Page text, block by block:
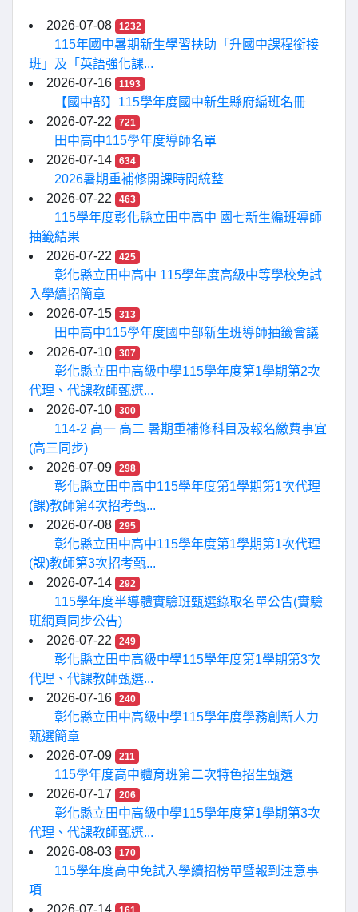
2026-07-08 1232
115年國中暑期新生學習扶助「升國中課程銜接
班」及「英語強化課...
2026-07-16
1193
【國中部】115學年度國中新生縣府編班名冊
2026-07-22
721
田中高中115學年度導師名單
2026-07-14
634
2026暑期重補修開課時間統整
2026-07-22
463
115學年度彰化縣立田中高中 國七新生編班導師
抽籤結果
2026-07-22
425
彰化縣立田中高中 115學年度高級中等學校免試
入學續招簡章
2026-07-15
313
田中高中115學年度國中部新生班導師抽籤會議
2026-07-10
307
彰化縣立田中高級中學115學年度第1學期第2次
代理、代課教師甄選...
2026-07-10
300
114-2 高一 高二 暑期重補修科目及報名繳費事宜
(高三同步)
2026-07-09
298
彰化縣立田中高中115學年度第1學期第1次代理
(課)教師第4次招考甄...
2026-07-08
295
彰化縣立田中高中115學年度第1學期第1次代理
(課)教師第3次招考甄...
2026-07-14
292
115學年度半導體實驗班甄選錄取名單公告(實驗
班網頁同步公告)
2026-07-22
249
彰化縣立田中高級中學115學年度第1學期第3次
代理、代課教師甄選...
2026-07-16
240
彰化縣立田中高級中學115學年度學務創新人力
甄選簡章
2026-07-09
211
115學年度高中體育班第二次特色招生甄選
2026-07-17
206
彰化縣立田中高級中學115學年度第1學期第3次
代理、代課教師甄選...
2026-08-03
170
115學年度高中免試入學續招榜單暨報到注意事
項
2026-07-14